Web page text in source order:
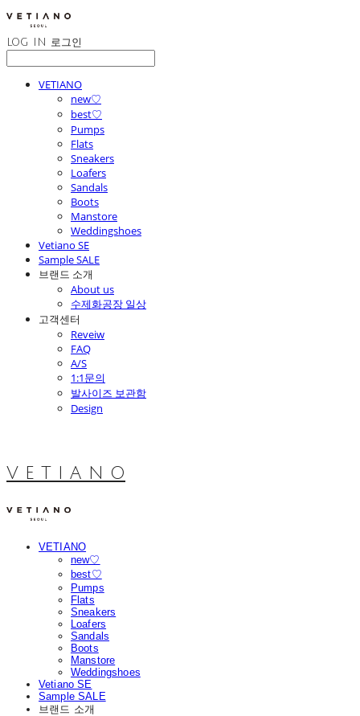
LOG IN 로그인
VETIANO
new♡
best♡
Pumps
Flats
Sneakers
Loafers
Sandals
Boots
Manstore
Weddingshoes
Vetiano SE
Sample SALE
브랜드 소개
About us
수제화공장 일상
고객센터
Reveiw
FAQ
A/S
1:1문의
발사이즈 보관함
Design
V E T I A N O
VETIANO
new♡
best♡
Pumps
Flats
Sneakers
Loafers
Sandals
Boots
Manstore
Weddingshoes
Vetiano SE
Sample SALE
브랜드 소개